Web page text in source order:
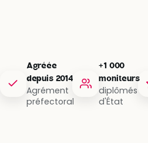
Agréée
depuis 2014
Agrément
préfectoral
+1 000
moniteurs
diplômés
d'État